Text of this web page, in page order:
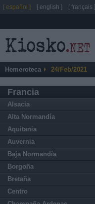
Hemeroteca 24/Feb/2021
Francia
Alsacia
Alta Normandía
Aquitania
Auvernia
Baja Normandía
Borgoña
Bretaña
Centro
[ español ] [ english ] [ français ]